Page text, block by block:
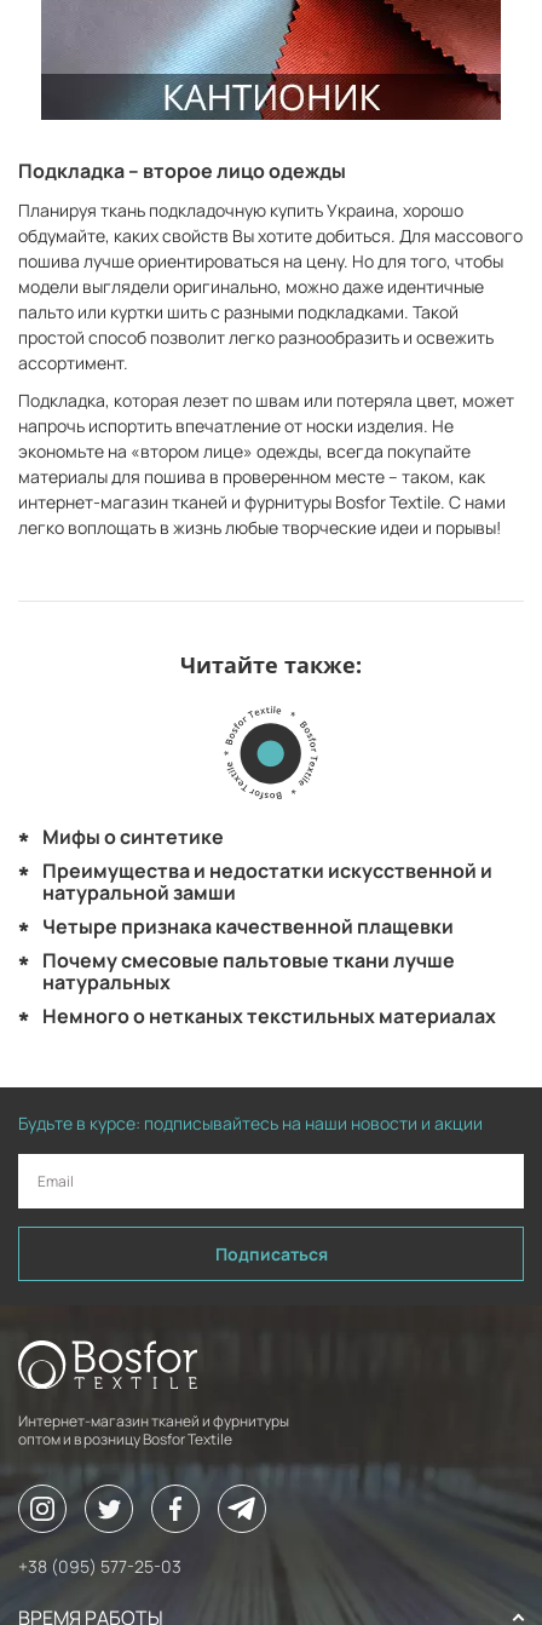
Подкладка – второе лицо одежды
Планируя ткань подкладочную купить Украина, хорошо
обдумайте, каких свойств Вы хотите добиться. Для массового
пошива лучше ориентироваться на цену. Но для того, чтобы
модели выглядели оригинально, можно даже идентичные
пальто или куртки шить с разными подкладками. Такой
простой способ позволит легко разнообразить и освежить
ассортимент.
Подкладка, которая лезет по швам или потеряла цвет, может
напрочь испортить впечатление от носки изделия. Не
экономьте на «втором лице» одежды, всегда покупайте
материалы для пошива в проверенном месте – таком, как
интернет-магазин тканей и фурнитуры Bosfor Textile. С нами
легко воплощать в жизнь любые творческие идеи и порывы!
Читайте также:
Мифы о синтетике
Преимущества и недостатки искусственной и
натуральной замши
Четыре признака качественной плащевки
Почему смесовые пальтовые ткани лучше
натуральных
Немного о нетканых текстильных материалах
Будьте в курсе: подписывайтесь на наши новости и акции
Подписаться
Интернет-магазин тканей и фурнитуры
оптом и в розницу Bosfor Textile
+38 (095) 577-25-03
ВРЕМЯ РАБОТЫ